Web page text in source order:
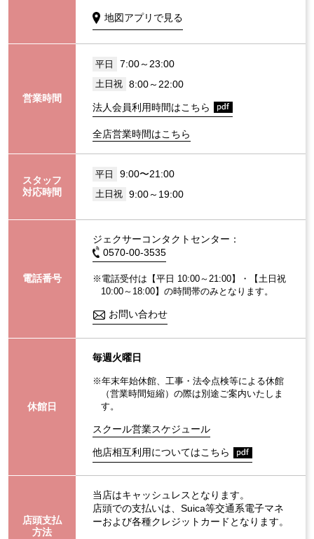
地図アプリで見る
営業時間
平日 7:00～23:00
土日祝 8:00～22:00
法人会員利用時間はこちら
全店営業時間はこちら
スタッフ
対応時間
平日 9:00〜21:00
土日祝 9:00～19:00
電話番号
ジェクサーコンタクトセンター：
0570-00-3535
※電話受付は【平日 10:00～21:00】・【土日祝
10:00～18:00】の時間帯のみとなります。
お問い合わせ
休館日
毎週火曜日
※年末年始休館、工事・法令点検等による休館
（営業時間短縮）の際は別途ご案内いたしま
す。
スクール営業スケジュール
他店相互利用についてはこちら
店頭支払
方法
当店はキャッシュレスとなります。
店頭での支払いは、Suica等交通系電子マネ
ーおよび各種クレジットカードとなります。